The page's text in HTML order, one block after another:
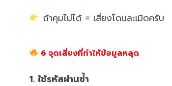
ถ้าคุมไม่ได้ = เสี่ยงโดนละเมิดครับ
6 จุดเสี่ยงที่ทำให้ข้อมูลหลุด
1. ใช้รหัสผ่านซ้ำ